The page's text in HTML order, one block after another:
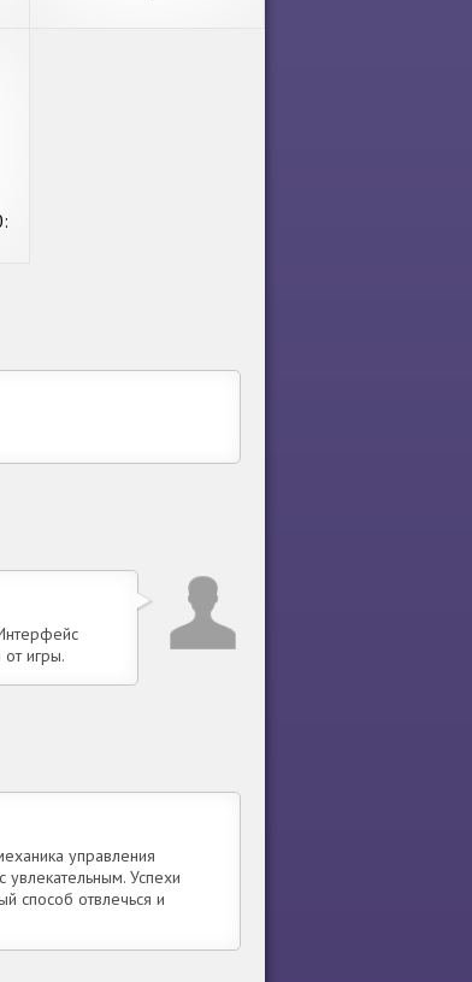
игры.
управления
увлекательным. Успехи
способ отвлечься и